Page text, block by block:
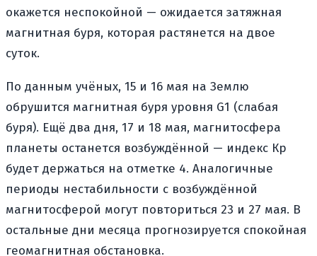
окажется неспокойной — ожидается затяжная
магнитная буря, которая растянется на двое
суток.
По данным учёных, 15 и 16 мая на Землю
обрушится магнитная буря уровня G1 (слабая
буря). Ещё два дня, 17 и 18 мая, магнитосфера
планеты останется возбуждённой — индекс Кр
будет держаться на отметке 4. Аналогичные
периоды нестабильности с возбуждённой
магнитосферой могут повториться 23 и 27 мая. В
остальные дни месяца прогнозируется спокойная
геомагнитная обстановка.